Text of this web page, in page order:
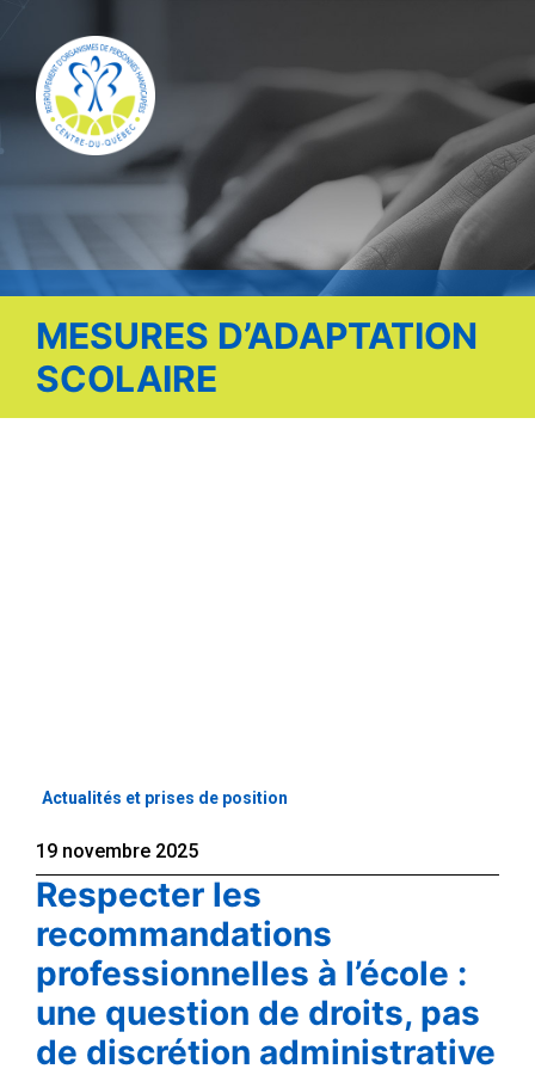
Offre d’emploi
Facebook
MESURES D’ADAPTATION
SCOLAIRE
Actualités et prises de position
19 novembre 2025
Respecter les
recommandations
professionnelles à l’école :
une question de droits, pas
de discrétion administrative